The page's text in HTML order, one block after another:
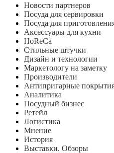
Новости партнеров
Посуда для сервировки
Посуда для
Аксессуары для кухни
HoReCa
Стильные штучки
Дизайн и технологии
Маркетологу на заметку
Производители
Антипригарные
Аналитика
Посудный бизнес
Ретейл
Логистика
Мнение
История
Выставки. Обзоры